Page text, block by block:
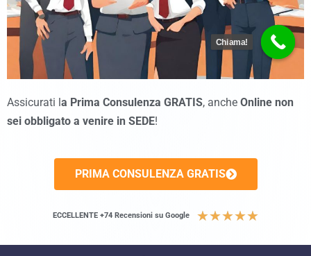
Assicurati la Prima Consulenza GRATIS, anche Online non
sei obbligato a venire in SEDE!
PRIMA CONSULENZA GRATIS
ECCELLENTE +74 Recensioni su Google ★★★★★
Chiama!